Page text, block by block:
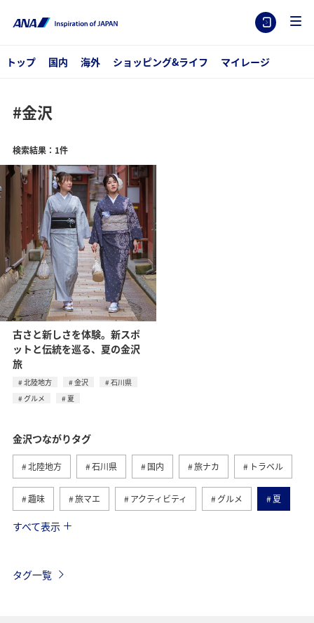
トップ 国内 海外 ショッピング&ライフ マイレージ
#金沢
検索結果：1件
古さと新しさを体験。新スポ
ットと伝統を巡る、夏の金沢
旅
北陸地方 金沢
石川県
グルメ
夏
金沢つながりタグ
北陸地方 石川県 国内 旅ナカ トラベル
趣味 旅マエ アクティビティ グルメ 夏
散歩
すべて表示
タグ一覧